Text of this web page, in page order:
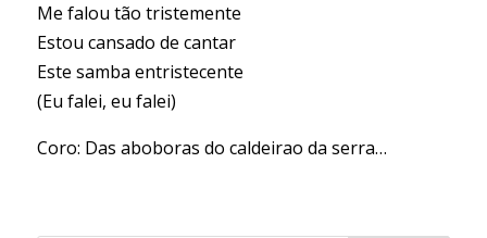
Me falou tão tristemente
Estou cansado de cantar
Este samba entristecente
(Eu falei, eu falei)
Coro: Das aboboras do caldeirao da serra…